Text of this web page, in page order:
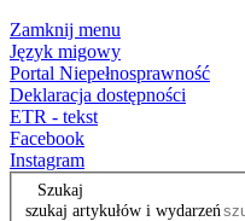
Zamknij menu
Język migowy
Portal Niepełnosprawność
Deklaracja dostępności
ETR - tekst
Facebook
Instagram
Szukaj
szukaj artykułów i wydarzeń